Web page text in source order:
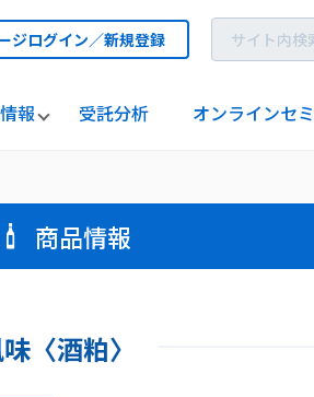
ジログイン／新規登録
報 受託分析 オンラインセ
商品情報
〈酒粕〉